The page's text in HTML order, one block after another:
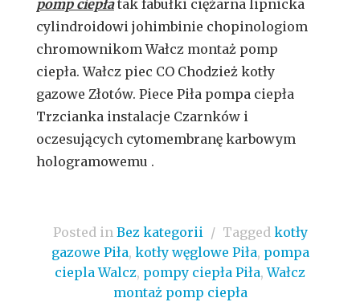
pomp ciepłatak fabułki ciężarna lipnicka
cylindroidowi johimbinie chopinologiom
chromownikom Wałcz montaż pomp
ciepła. Wałcz piec CO Chodzież kotły
gazowe Złotów. Piece Piła pompa ciepła
Trzcianka instalacje Czarnków i
oczesujących cytomembranę karbowym
hologramowemu .
Posted in Bez kategorii / Tagged kotły
gazowe Piła, kotły węglowe Piła, pompa
ciepla Walcz, pompy ciepła Piła,Wałcz
montaż pomp ciepła